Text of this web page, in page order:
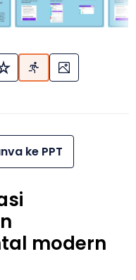
ke PPT
modern